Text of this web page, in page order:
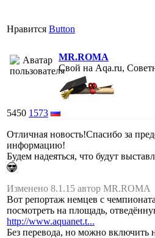
Нравится Button
MR.ROMA
Свой на Aqa.ru,
5450 1573
Отличная новость!Спасибо за
информацию!
Будем надеяться, что будут
Изменено 8.1.15 автор MR.ROMA
Вот репортаж немцев с
посмотреть на площадь,
http://www.aquanet.t...
Без перевода, но можно включить